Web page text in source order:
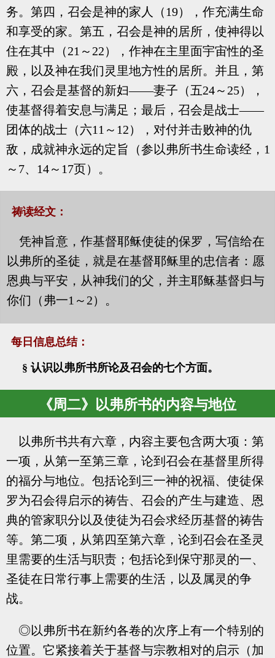
务。第四，召会是神的家人（19），作充满生命
和享受的家。第五，召会是神的居所，使神得以
住在其中（21～22），作神在主里面宇宙性的圣
殿，以及神在我们灵里地方性的居所。并且，第
六，召会是基督的新妇——妻子（五24～25），
使基督得着安息与满足；最后，召会是战士——
团体的战士（六11～12），对付并击败神的仇
敌，成就神永远的定旨（参以弗所书生命读经，1
～7、14～17页）。
祷读经文：
凭神旨意，作基督耶稣使徒的保罗，写信给在
以弗所的圣徒，就是在基督耶稣里的忠信者：愿
恩典与平安，从神我们的父，并主耶稣基督归与
你们（弗一1～2）。
每日信息总结：
§ 认识以弗所书所论及召会的七个方面。
《周二》以弗所书的内容与地位
以弗所书共有六章，内容主要包含两大项：第
一项，从第一至第三章，论到召会在基督里所得
的福分与地位。包括论到三一神的祝福、使徒保
罗为召会得启示的祷告、召会的产生与建造、恩
典的管家职分以及使徒为召会求经历基督的祷告
等。第二项，从第四至第六章，论到召会在圣灵
里需要的生活与职责；包括论到保守那灵的一、
圣徒在日常行事上需要的生活，以及属灵的争
战。
◎以弗所书在新约各卷的次序上有一个特别的
位置。它紧接着关于基督与宗教相对的启示（加